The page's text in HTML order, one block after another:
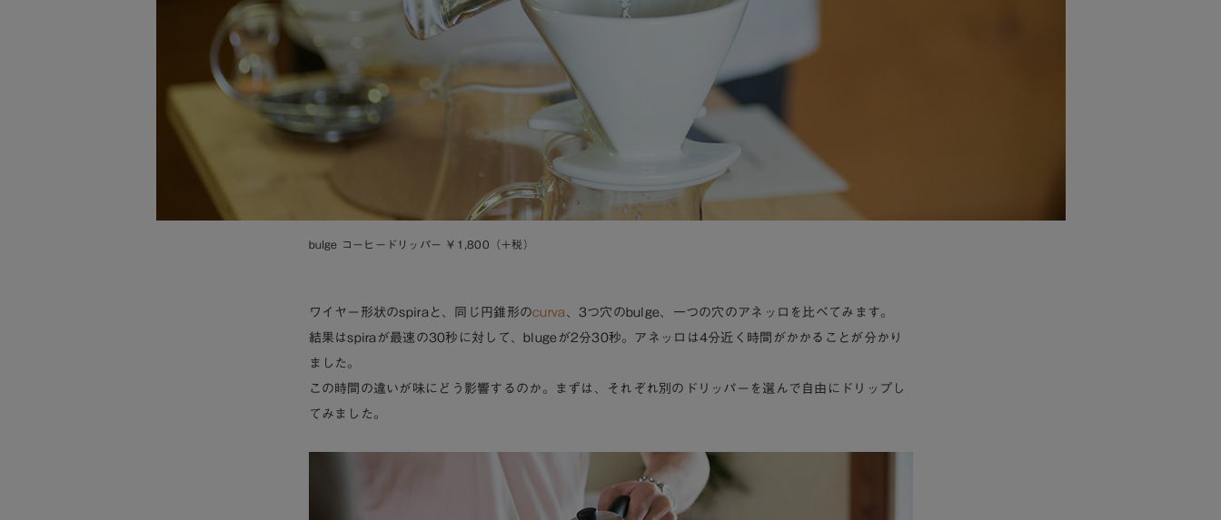
bulge コーヒードリッパー ￥1,800（＋税）
ワイヤー形状のspira と、同じ円錐形のcurva 、3つ穴のbulge、一つの穴のアネッロ を比べてみます。
結果はspiraが最速の30秒に対して、blugeが2分30秒。アネッロは4分近く時間がかかることが分かり
ました。
この時間の違いが味にどう影響するのか。まずは、それぞれ別のドリッパーを選んで自由にドリップし
てみました。